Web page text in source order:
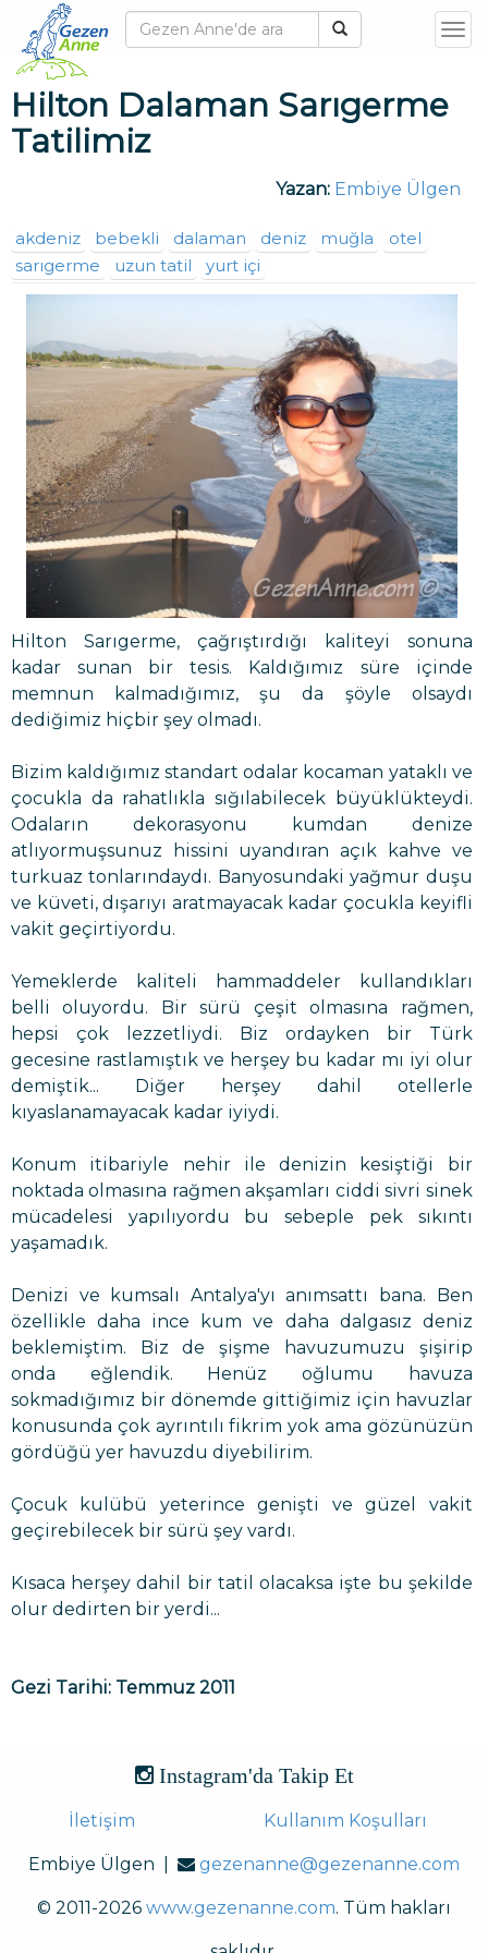
T
n
g
i
o
n
Hilton Dalaman Sarıgerme
Tatilimiz
Yazan: Embiye Ülgen
akdeniz bebekli dalaman deniz muğla
otel
sarıgerme
uzun tatil yurt içi
Hilton Sarıgerme, çağrıştırdığı kaliteyi sonuna
kadar sunan bir tesis. Kaldığımız süre içinde
memnun kalmadığımız, şu da şöyle olsaydı
dediğimiz hiçbir şey olmadı.
Bizim kaldığımız standart odalar kocaman yataklı ve
çocukla da rahatlıkla sığılabilecek büyüklükteydi.
Odaların dekorasyonu kumdan denize
atlıyormuşsunuz hissini uyandıran açık kahve ve
turkuaz tonlarındaydı. Banyosundaki yağmur duşu
ve küveti, dışarıyı aratmayacak kadar çocukla keyifli
vakit geçirtiyordu.
Yemeklerde kaliteli hammaddeler kullandıkları
belli oluyordu. Bir sürü çeşit olmasına rağmen,
hepsi çok lezzetliydi. Biz ordayken bir Türk
gecesine rastlamıştık ve herşey bu kadar mı iyi olur
demiştik... Diğer herşey dahil otellerle
kıyaslanamayacak kadar iyiydi.
Konum itibariyle nehir ile denizin kesiştiği bir
noktada olmasına rağmen akşamları ciddi sivri sinek
mücadelesi yapılıyordu bu sebeple pek sıkıntı
yaşamadık.
Denizi ve kumsalı Antalya'yı anımsattı bana. Ben
özellikle daha ince kum ve daha dalgasız deniz
beklemiştim. Biz de şişme havuzumuzu şişirip
onda eğlendik. Henüz oğlumu havuza
sokmadığımız bir dönemde gittiğimiz için havuzlar
konusunda çok ayrıntılı fikrim yok ama gözünüzün
gördüğü yer havuzdu diyebilirim.
Çocuk kulübü yeterince genişti ve güzel vakit
geçirebilecek bir sürü şey vardı.
Kısaca herşey dahil bir tatil olacaksa işte bu şekilde
olur dedirten bir yerdi...
Gezi Tarihi: Temmuz 2011
Instagram'da Takip Et
İletişim Kullanım Koşulları
Embiye Ülgen | gezenanne@gezenanne.com
© 2011-2026 www.gezenanne.com. Tüm hakları